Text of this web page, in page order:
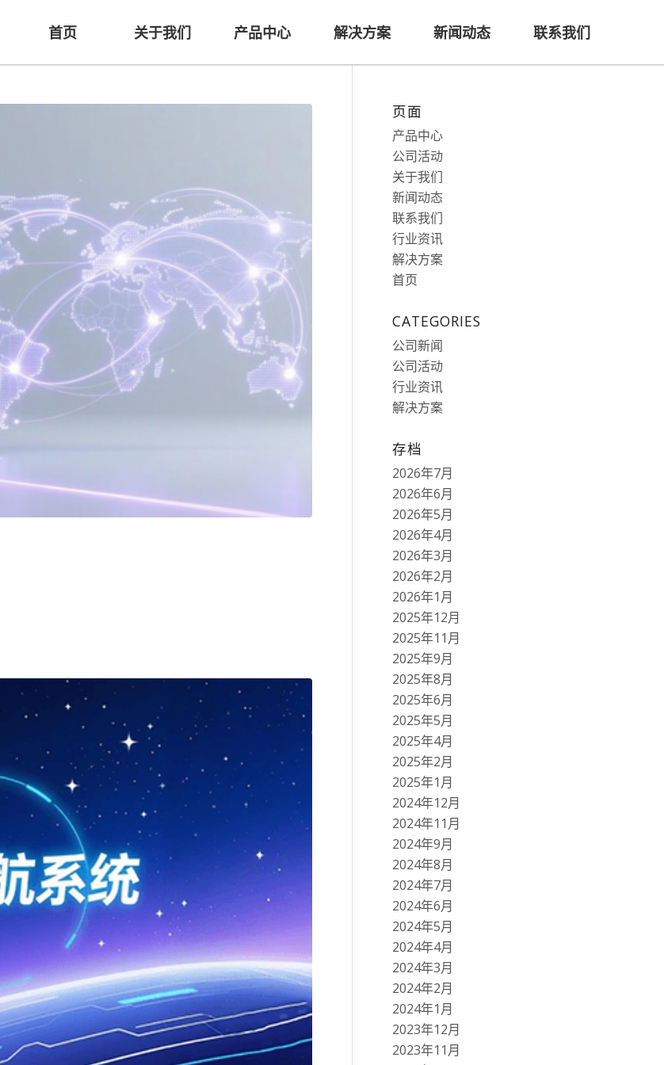
首页 关于我们 产品中心 解决方案 新闻动态 联系我们
页面
产品中心
公司活动
关于我们
新闻动态
联系我们
行业资讯
解决方案
首页
CATEGORIES
公司新闻
公司活动
行业资讯
解决方案
存档
2026年7月
2026年6月
2026年5月
2026年4月
2026年3月
2026年2月
2026年1月
2025年12月
2025年11月
2025年9月
2025年8月
2025年6月
2025年5月
2025年4月
2025年2月
2025年1月
2024年12月
2024年11月
2024年9月
2024年8月
2024年7月
2024年6月
2024年5月
2024年4月
2024年3月
2024年2月
2024年1月
2023年12月
2023年11月